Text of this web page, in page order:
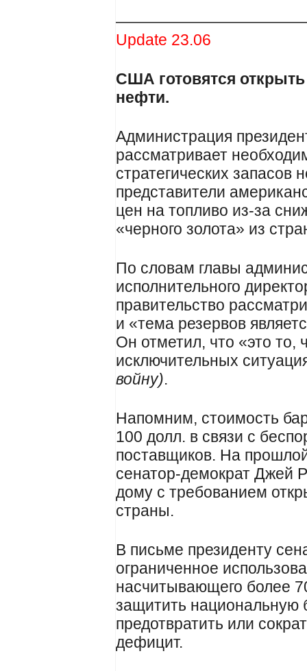
Update 23.06
США готовятся
нефти.
Администрация
рассматривает
стратегических
представители
цен на топливо из-за
«черного золота» из
По словам главы
исполнительного
правительство
и «тема резервов
Он отметил, что «это то,
исключительных
войну).
Напомним, стоимость
100 долл. в связи с
поставщиков. На
сенатор-демократ Джей
дому с требованием
страны.
В письме президенту
ограниченное
насчитывающего более
защитить национальную
предотвратить или
дефицит.